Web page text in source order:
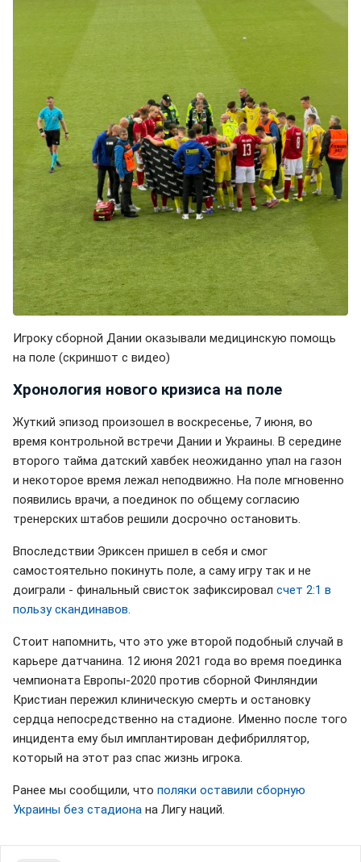
Игроку сборной Дании оказывали медицинскую помощь
на поле (скриншот с видео)
Хронология нового кризиса на поле
Жуткий эпизод произошел в воскресенье, 7 июня, во
время контрольной встречи Дании и Украины. В середине
второго тайма датский хавбек неожиданно упал на газон
и некоторое время лежал неподвижно. На поле мгновенно
появились врачи, а поединок по общему согласию
тренерских штабов решили досрочно остановить.
Впоследствии Эриксен пришел в себя и смог
самостоятельно покинуть поле, а саму игру так и не
доиграли - финальный свисток зафиксировал счет 2:1 в
пользу скандинавов.
Стоит напомнить, что это уже второй подобный случай в
карьере датчанина. 12 июня 2021 года во время поединка
чемпионата Европы-2020 против сборной Финляндии
Кристиан пережил клиническую смерть и остановку
сердца непосредственно на стадионе. Именно после того
инцидента ему был имплантирован дефибриллятор,
который на этот раз спас жизнь игрока.
Ранее мы сообщили, что поляки оставили сборную
Украины без стадиона на Лигу наций.